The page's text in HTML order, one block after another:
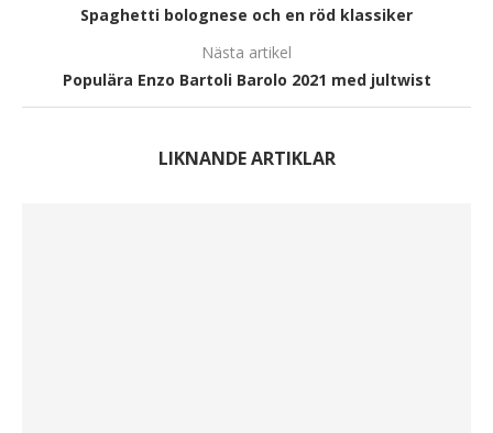
Spaghetti bolognese och en röd klassiker
Nästa artikel
Populära Enzo Bartoli Barolo 2021 med jultwist
LIKNANDE ARTIKLAR